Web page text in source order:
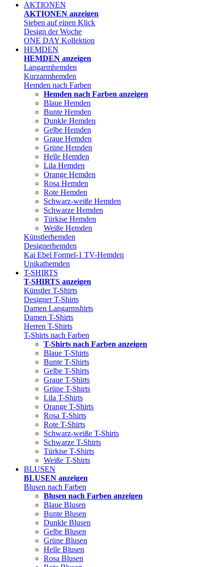
AKTIONEN
AKTIONEN anzeigen
Sieben auf einen Klick
Design der Woche
ONE DAY Kollektion
HEMDEN
HEMDEN anzeigen
Langarmhemden
Kurzarmhemden
Hemden nach Farben
Hemden nach Farben anzeigen
Blaue Hemden
Bunte Hemden
Dunkle Hemden
Gelbe Hemden
Graue Hemden
Grüne Hemden
Helle Hemden
Lila Hemden
Orange Hemden
Rosa Hemden
Rote Hemden
Schwarz-weiße Hemden
Schwarze Hemden
Türkise Hemden
Weiße Hemden
Künstlerhemden
Designerhemden
Kai Ebel Formel-1 TV-Hemden
Unikathemden
T-SHIRTS
T-SHIRTS anzeigen
Künstler T-Shirts
Designer T-Shirts
Damen Langarmshirts
Damen T-Shirts
Herren T-Shirts
T-Shirts nach Farben
T-Shirts nach Farben anzeigen
Blaue T-Shirts
Bunte T-Shirts
Gelbe T-Shirts
Graue T-Shirts
Grüne T-Shirts
Lila T-Shirts
Orange T-Shirts
Rosa T-Shirts
Rote T-Shirts
Schwarz-weiße T-Shirts
Schwarze T-Shirts
Türkise T-Shirts
Weiße T-Shirts
BLUSEN
BLUSEN anzeigen
Blusen nach Farben
Blusen nach Farben anzeigen
Blaue Blusen
Bunte Blusen
Dunkle Blusen
Gelbe Blusen
Grüne Blusen
Helle Blusen
Rosa Blusen